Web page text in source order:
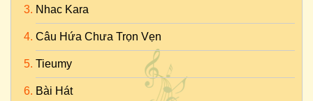
Nhac Kara
Câu Hứa Chưa Trọn Vẹn
Tieumy
Bài Hát